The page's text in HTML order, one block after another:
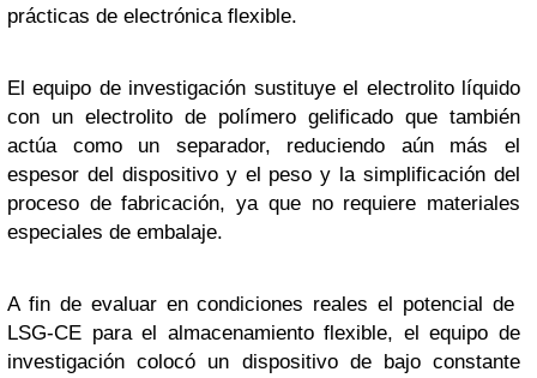
prácticas de electrónica flexible.
El equipo de investigación sustituye el electrolito líquido
con un electrolito de polímero gelificado que también
actúa como un separador, reduciendo aún más el
espesor del dispositivo y el peso y la simplificación del
proceso de fabricación, ya que no requiere materiales
especiales de embalaje.
A fin de evaluar en condiciones reales el potencial de
LSG-CE para el almacenamiento flexible, el equipo de
investigación colocó un dispositivo de bajo constante